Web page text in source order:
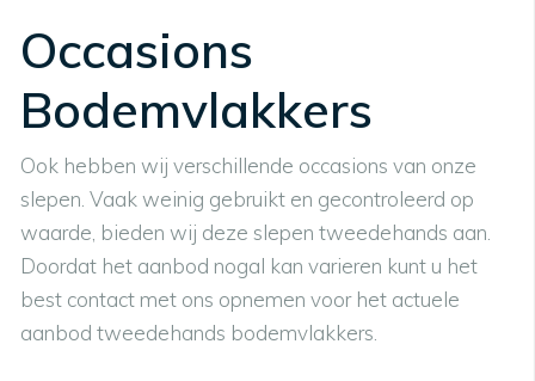
Occasions
Bodemvlakkers
Ook hebben wij verschillende occasions van onze
slepen. Vaak weinig gebruikt en gecontroleerd op
waarde, bieden wij deze slepen tweedehands aan.
Doordat het aanbod nogal kan varieren kunt u het
best contact met ons opnemen voor het actuele
aanbod tweedehands bodemvlakkers.